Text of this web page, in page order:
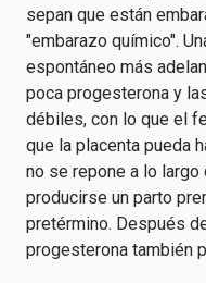
sepan que están
"embarazo químico".
espontáneo más
poca progesterona y
débiles, con lo que el
que la placenta pueda
no se repone a lo
producirse un parto
pretérmino. Después
progesterona también